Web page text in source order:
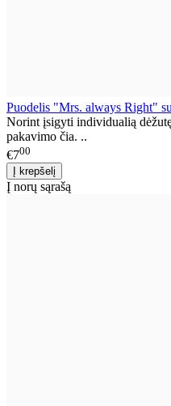
Puodelis "Mrs. always Right"
Norint įsigyti individualią
pakavimo čia. ..
€700
Į norų sąrašą